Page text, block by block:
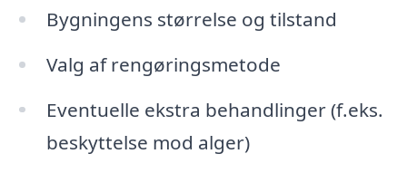
Bygningens størrelse og tilstand
Valg af rengøringsmetode
Eventuelle ekstra behandlinger (f.eks.
beskyttelse mod alger)